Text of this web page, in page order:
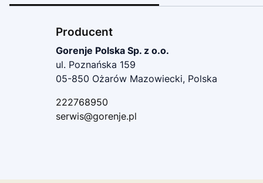
Producent
Gorenje Polska Sp. z o.o.
ul. Poznańska 159
05-850 Ożarów Mazowiecki, Polska
222768950
serwis@gorenje.pl